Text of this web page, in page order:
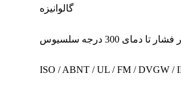
گالوانیزه
ISO / ABNT / UL / FM / DVGW /